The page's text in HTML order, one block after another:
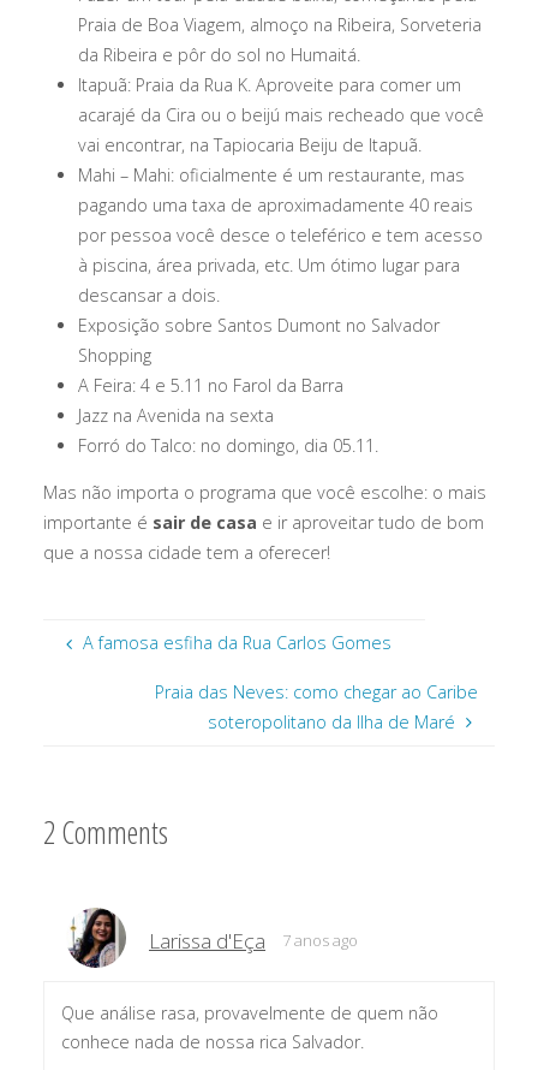
Praia de Boa Viagem, almoço na Ribeira, Sorveteria
da Ribeira e pôr do sol no Humaitá.
Itapuã: Praia da Rua K. Aproveite para comer um
acarajé da Cira ou o beijú mais recheado que você
vai encontrar, na Tapiocaria Beiju de Itapuã.
Mahi – Mahi: oficialmente é um restaurante, mas
pagando uma taxa de aproximadamente 40 reais
por pessoa você desce o teleférico e tem acesso
à piscina, área privada, etc. Um ótimo lugar para
descansar a dois.
Exposição sobre Santos Dumont no Salvador
Shopping
A Feira: 4 e 5.11 no Farol da Barra
Jazz na Avenida na sexta
Forró do Talco: no domingo, dia 05.11.
Mas não importa o programa que você escolhe: o mais
importante é sair de casa e ir aproveitar tudo de bom
que a nossa cidade tem a oferecer!
A famosa esfiha da Rua Carlos Gomes
Praia das Neves: como chegar ao Caribe
soteropolitano da Ilha de Maré
2 Comments
Larissa d'Eça 7 anos ago
Que análise rasa, provavelmente de quem não
conhece nada de nossa rica Salvador.